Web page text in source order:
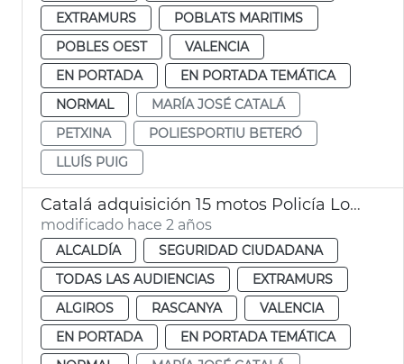
EXTRAMURS
POBLATS MARITIMS
POBLES OEST
VALENCIA
EN PORTADA
EN PORTADA TEMÁTICA
NORMAL
MARÍA JOSÉ CATALÁ
PETXINA
POLIESPORTIU BETERÓ
LLUÍS PUIG
Catalá adquisición 15 motos Policía Local
modificado hace 2 años
ALCALDÍA
SEGURIDAD CIUDADANA
TODAS LAS AUDIENCIAS
EXTRAMURS
ALGIROS
RASCANYA
VALENCIA
EN PORTADA
EN PORTADA TEMÁTICA